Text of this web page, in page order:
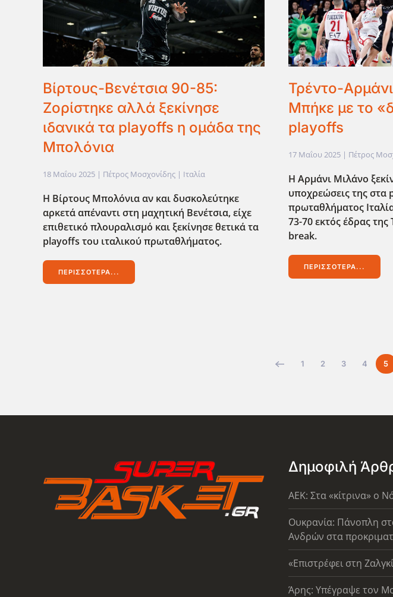
Βίρτους-Βενέτσια 90-85:
Ζορίστηκε αλλά ξεκίνησε
ιδανικά τα playoffs η ομάδα της
Μπολόνια
18 Μαΐου 2025 | Πέτρος Μοσχονίδης | Ιταλία
Η Βίρτους Μπολόνια αν και δυσκολεύτηκε
αρκετά απέναντι στη μαχητική Βενέτσια, είχε
επιθετικό πλουραλισμό και ξεκίνησε θετικά τα
playoffs του ιταλικού πρωταθλήματος.
ΠΕΡΙΣΣΌΤΕΡΑ...
Τρέντο-
Μπήκε με το
playoffs
17 Μαΐου 2025 | Πέτρος
Η Αρμάνι Μιλάνο
υποχρεώσεις της στα
πρωταθλήματος
73-70 εκτός έδρας
break.
ΠΕΡΙΣΣΌΤΕΡΑ...
1 2 3 4 5
Δημοφιλή
AEK: Στα «κίτρινα» ο
Ουκρανία: Πάνοπλη
Ανδρών στα
«Επιστρέφει στη
Άρης: Υπέγραψε τον